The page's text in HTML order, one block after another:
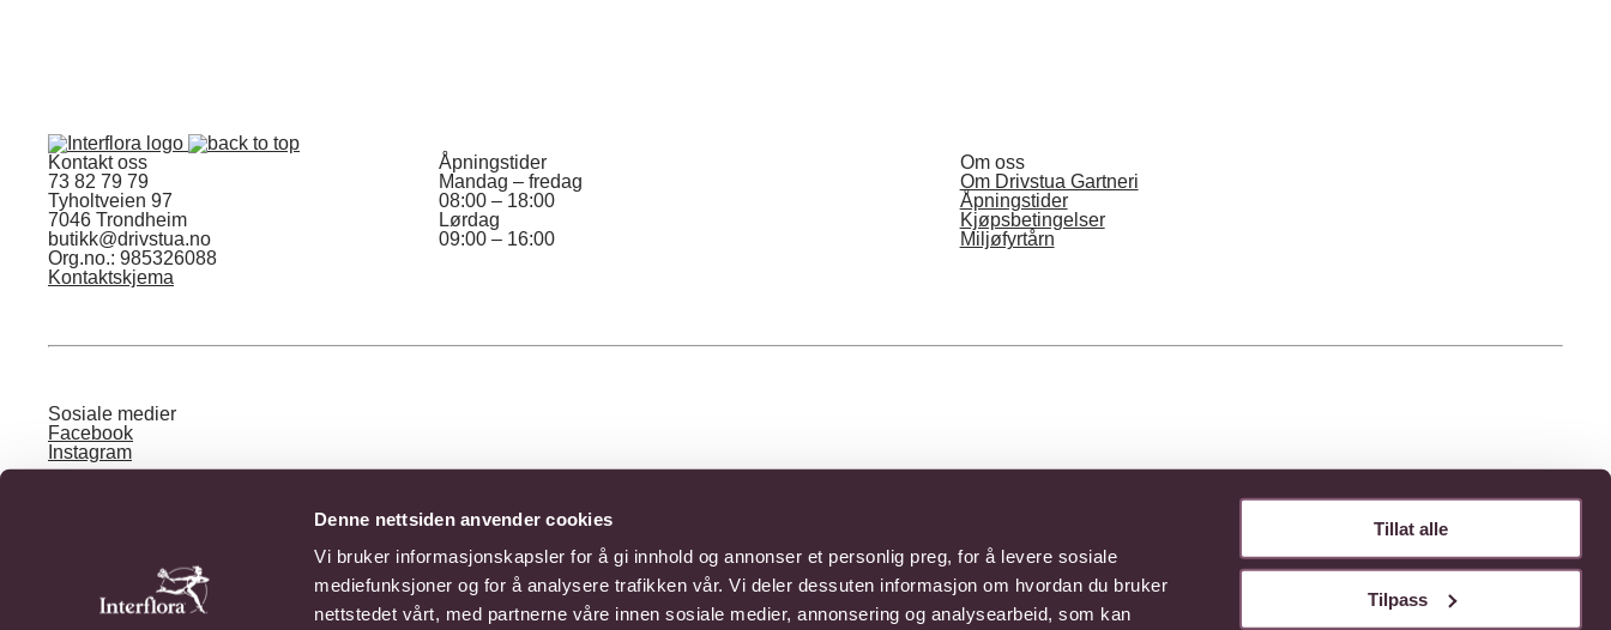
Denne nettsiden anvender cookies
Vi bruker informasjonskapsler for å gi innhold og annonser et personlig preg, for å levere sosiale
mediefunksjoner og for å analysere trafikken vår. Vi deler dessuten informasjon om hvordan du bruker
nettstedet vårt, med partnerne våre innen sosiale medier, annonsering og analysearbeid, som kan
Tillat alle
Tilpass
Kontakt oss
73 82 79 79
Tyholtveien 97
7046 Trondheim
butikk@drivstua.no
Org.no.: 985326088
Kontaktskjema
Åpningstider
Mandag – fredag
08:00 – 18:00
Lørdag
09:00 – 16:00
Om oss
Om Drivstua Gartneri
Åpningstider
Kjøpsbetingelser
Miljøfyrtårn
Sosiale medier
Facebook
Instagram
Drivstua er stolt medlem av verdens største formidlingstjeneste. Blomstergaver du bestiller på nett leveres av Interflora.